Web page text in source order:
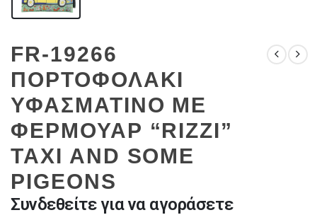
FR-19266
ΠΟΡΤΟΦΟΛΑΚΙ
ΥΦΑΣΜΑΤΙΝΟ ΜΕ
ΦΕΡΜΟΥΑΡ “RΙΖΖΙ”
TAXI AND SOME
PIGEONS
Συνδεθείτε για να αγοράσετε